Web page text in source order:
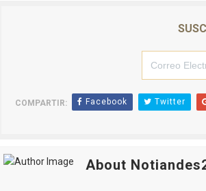
COMPARTIR: Facebook Twitter
About